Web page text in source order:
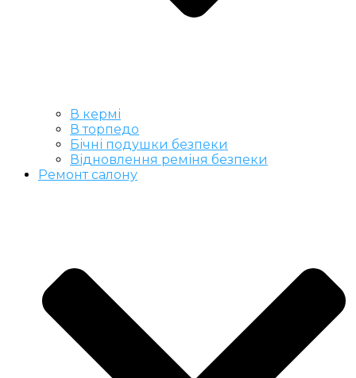
В кермі
В торпедо
Бічні подушки безпеки
Відновлення реміня безпеки
Ремонт салону